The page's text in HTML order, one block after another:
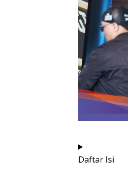
Daftar Isi